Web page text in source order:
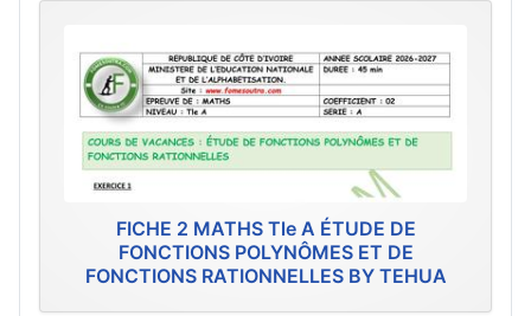
FICHE 2 MATHS Tle A ÉTUDE DE
FONCTIONS POLYNÔMES ET DE
FONCTIONS RATIONNELLES BY TEHUA